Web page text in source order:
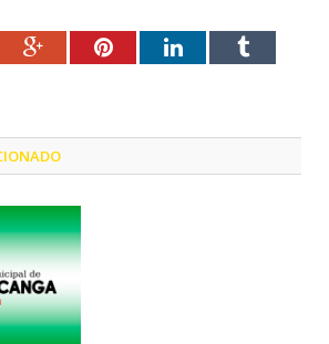
Google+PinterestLinkedInTumblr